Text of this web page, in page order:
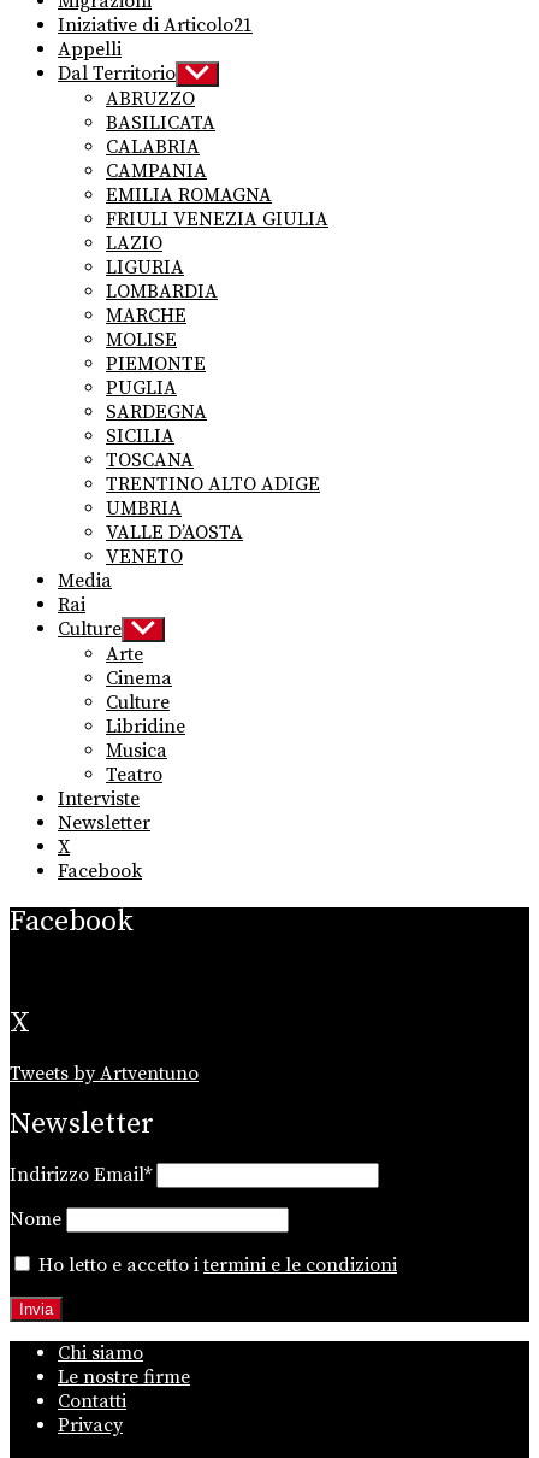
Iniziative di Articolo21
Appelli
Dal Territorio Show
sub
menu
ABRUZZO
BASILICATA
CALABRIA
CAMPANIA
EMILIA ROMAGNA
FRIULI VENEZIA GIULIA
LAZIO
LIGURIA
LOMBARDIA
MARCHE
MOLISE
PIEMONTE
PUGLIA
SARDEGNA
SICILIA
TOSCANA
TRENTINO ALTO ADIGE
UMBRIA
VALLE D’AOSTA
VENETO
Media
Rai
Culture Show
sub
menu
Arte
Cinema
Culture
Libridine
Musica
Teatro
Interviste
Newsletter
X
Facebook
Facebook
X
Tweets by Artventuno
Newsletter
Indirizzo Email*
Nome
Ho letto e accetto itermini e le condizioni
Chi siamo
Le nostre firme
Contatti
Privacy